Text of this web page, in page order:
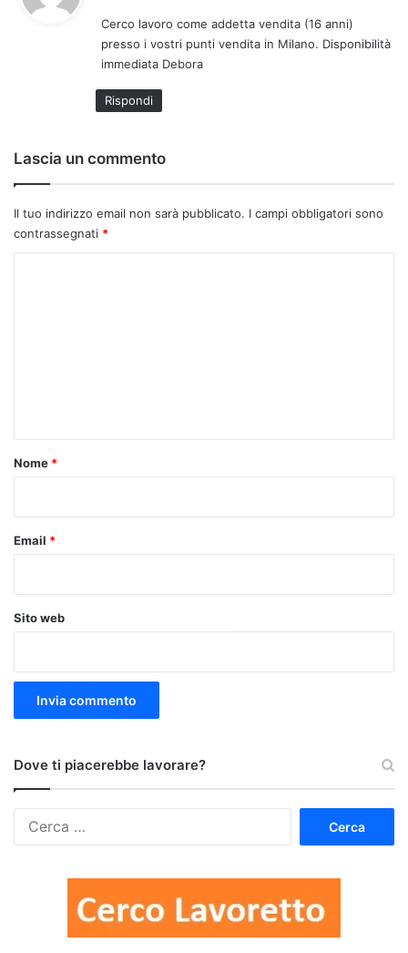
e
t
o
:
Cerco lavoro come addetta vendita (16 anni)
presso i vostri punti vendita in Milano. Disponibilità
immediata Debora
Rispondi
Lascia un commento
Il tuo indirizzo email non sarà pubblicato. I campi obbligatori sono
contrassegnati *
o
Nome *
Email *
Sito web
Dove ti piacerebbe lavorare?